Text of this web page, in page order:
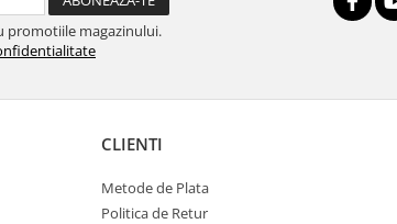
promotiile magazinului.
CLIENTI
Metode de Plata
Politica de Retur